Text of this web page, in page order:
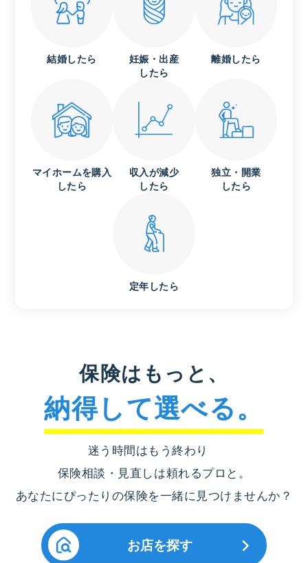
結婚したら
妊娠・出産
したら
離婚したら
マイホームを購入
したら
収入が減少
したら
独立・開業
したら
定年したら
保険はもっと、
納得して選べる。
迷う時間はもう終わり
保険相談・見直しは頼れるプロと。
あなたにぴったりの保険を一緒に見つけませんか？
お店を探す